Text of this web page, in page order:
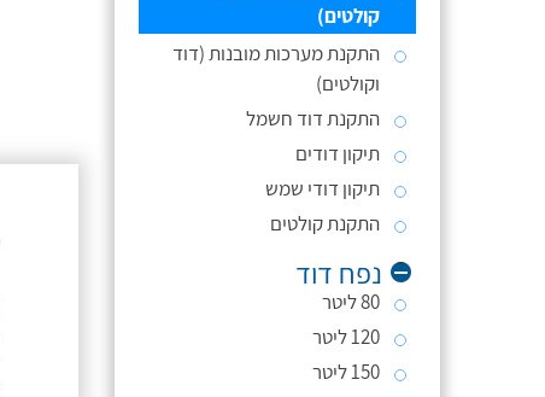
קולטים)
התקנת מערכות מובנות (דוד
וקולטים)
התקנת דוד חשמל
תיקון דודים
תיקון דודי שמש
התקנת קולטים
נפח דוד
80 ליטר
120 ליטר
150 ליטר